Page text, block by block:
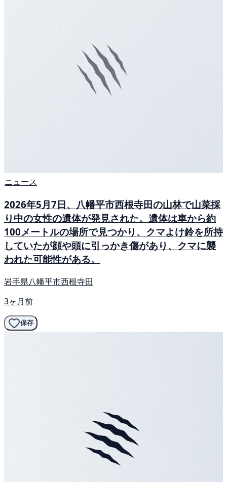
ニュース
2026年5月7日、八幡平市西根寺田の山林で山菜採
り中の女性の遺体が発見された。遺体は車から約
100メートルの場所で見つかり、クマよけ鈴を所持
していたが顔や頭に引っかき傷があり、クマに襲
われた可能性がある。
岩手県八幡平市西根寺田
3ヶ月前
保存